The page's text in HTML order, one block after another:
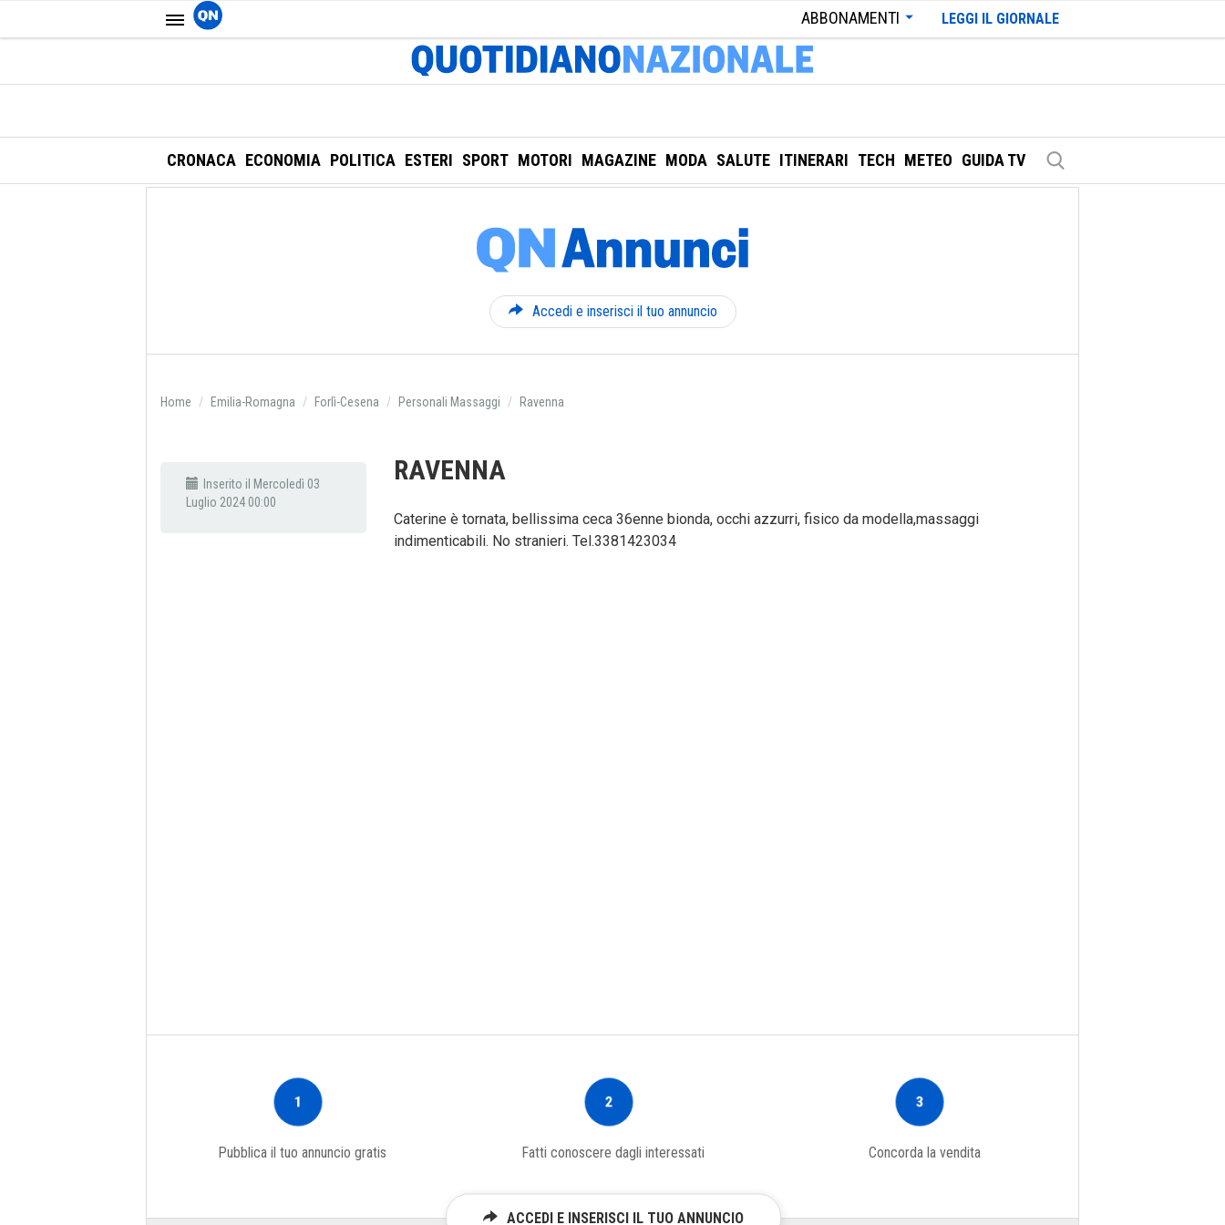
ABBONAMENTI LEGGI IL GIORNALE
CRONACA ECONOMIA POLITICA ESTERI SPORT MOTORI MAGAZINE MODA SALUTE ITINERARI TECH METEO GUIDA TV
Accedi e inserisci il tuo annuncio
Home Emilia-Romagna Forlì-Cesena Personali Massaggi Ravenna
Inserito il Mercoledì 03
Luglio 2024 00:00
RAVENNA
Caterine è tornata, bellissima ceca 36enne bionda, occhi azzurri, fisico da modella,massaggi
indimenticabili. No stranieri. Tel.3381423034
1
Pubblica il tuo annuncio gratis
2
Fatti conoscere dagli interessati
3
Concorda la vendita
ACCEDI E INSERISCI IL TUO ANNUNCIO